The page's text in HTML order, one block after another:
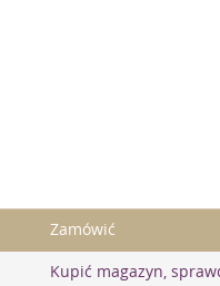
Zamówić
Kupić magazyn,